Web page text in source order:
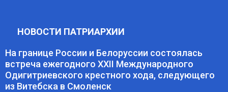
НОВОСТИ ПАТРИАРХИИ
На границе России и Белоруссии состоялась
встреча ежегодного XXII Международного
Одигитриевского крестного хода, следующего
из Витебска в Смоленск